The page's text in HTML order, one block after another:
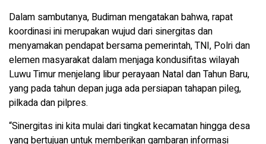
Dalam sambutanya, Budiman mengatakan bahwa, rapat
koordinasi ini merupakan wujud dari sinergitas dan
menyamakan pendapat bersama pemerintah, TNI, Polri dan
elemen masyarakat dalam menjaga kondusifitas wilayah
Luwu Timur menjelang libur perayaan Natal dan Tahun Baru,
yang pada tahun depan juga ada persiapan tahapan pileg,
pilkada dan pilpres.
“Sinergitas ini kita mulai dari tingkat kecamatan hingga desa
yang bertujuan untuk memberikan gambaran informasi